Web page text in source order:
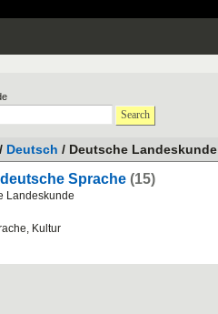
Search
/ Deutsch / Deutsche Landeskunde
Sprache (15)
Landeskunde
Kultur